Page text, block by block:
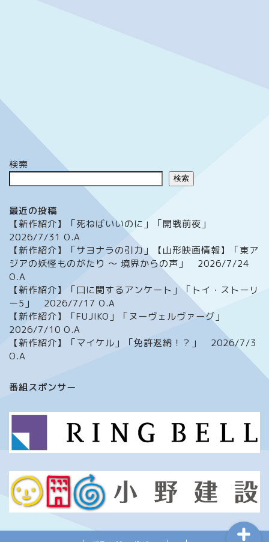
検索
検索
最近の投稿
【新作紹介】「死ねばいいのに」「開戦前夜」
2026/7/31 O.A
【新作紹介】「サヨナラの引力」【山形映画情報】「東ア
ジアの妖怪ものがたり ～ 境界からの声」 2026/7/24
O.A
【新作紹介】「口に関するアンケート」「トイ・ストーリ
ー5」 2026/7/17 O.A
【新作紹介】「FUJIKO」「ヌーヴェルヴァーグ」
2026/7/10 O.A
【新作紹介】「マイケル」「免許返納！？」 2026/7/3
O.A
番組スポンサー
番組について
メッセージフォーム
イベント情報